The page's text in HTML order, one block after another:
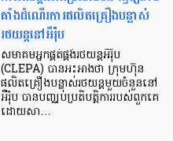
គាំងដំណើរការផលិតគ្រឿងបន្លាស់
រថយន្តនៅអឺរ៉ុប
សមាគមអ្នកផ្គត់ផ្គង់រថយន្តអឺរ៉ុប
(CLEPA) បានអះអាងថា ក្រុមហ៊ុន
ផលិតគ្រឿងបន្លាស់រថយន្តមួយចំនួននៅ
អឺរ៉ុប បានបញ្ឈប់ប្រតិបត្តិការរបស់ពួកគេ
ដោយសា…